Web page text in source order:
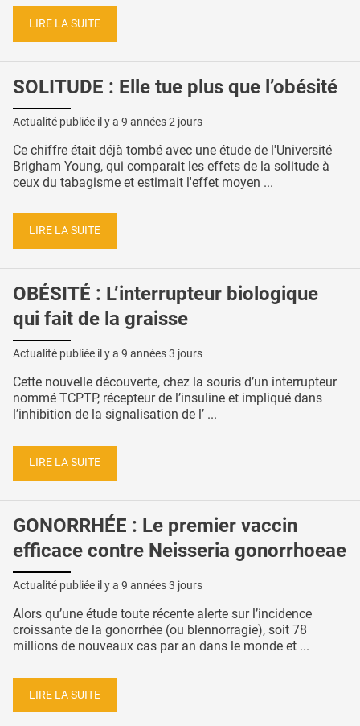
LIRE LA SUITE
SOLITUDE : Elle tue plus que l’obésité
Actualité publiée il y a 9 années 2 jours
Ce chiffre était déjà tombé avec une étude de l'Université
Brigham Young, qui comparait les effets de la solitude à
ceux du tabagisme et estimait l'effet moyen ...
LIRE LA SUITE
OBÉSITÉ : L’interrupteur biologique
qui fait de la graisse
Actualité publiée il y a 9 années 3 jours
Cette nouvelle découverte, chez la souris d’un interrupteur
nommé TCPTP, récepteur de l’insuline et impliqué dans
l’inhibition de la signalisation de l’ ...
LIRE LA SUITE
GONORRHÉE : Le premier vaccin
efficace contre Neisseria gonorrhoeae
Actualité publiée il y a 9 années 3 jours
Alors qu’une étude toute récente alerte sur l’incidence
croissante de la gonorrhée (ou blennorragie), soit 78
millions de nouveaux cas par an dans le monde et ...
LIRE LA SUITE